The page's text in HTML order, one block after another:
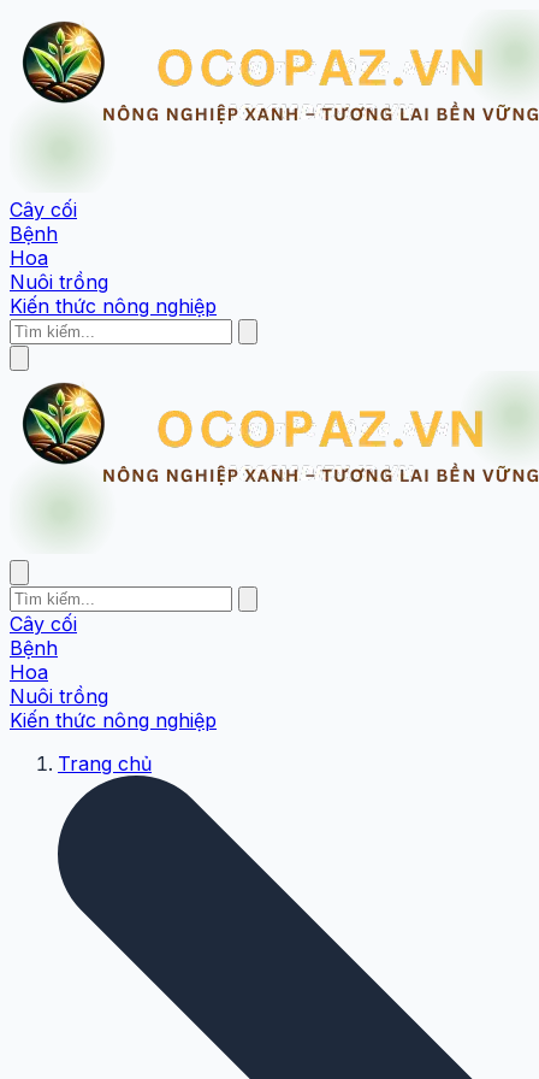
Cây cối
Bệnh
Hoa
Nuôi trồng
Kiến thức nông nghiệp
Cây cối
Bệnh
Hoa
Nuôi trồng
Kiến thức nông nghiệp
Trang chủ